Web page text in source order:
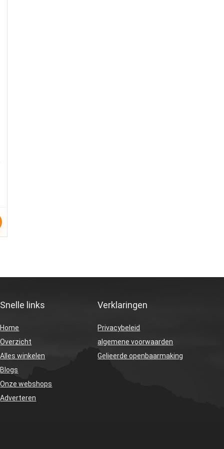
Snelle links
Home
Overzicht
Alles winkelen
Blogs
Onze webshops
Adverteren
Verklaringen
Privacybeleid
algemene voorwaarden
Gelieerde openbaarmaking